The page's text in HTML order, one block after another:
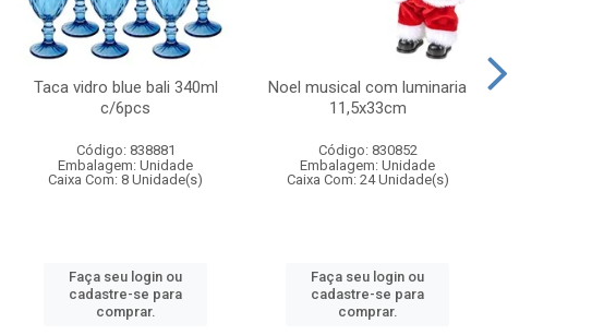
Taca vidro blue bali 340ml
c/6pcs
Código: 838881
Embalagem: Unidade
Caixa Com: 8 Unidade(s)
Faça seu login ou
cadastre-se para
comprar.
Noel musical com luminaria
11,5x33cm
Código: 830852
Embalagem: Unidade
Caixa Com: 24 Unidade(s)
Faça seu login ou
cadastre-se para
comprar.